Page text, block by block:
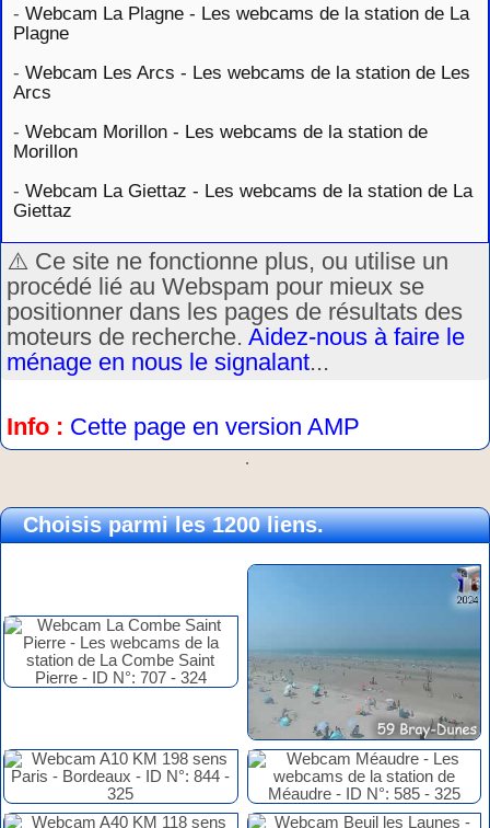
- Webcam La Plagne - Les webcams de la station de La
Plagne
- Webcam Les Arcs - Les webcams de la station de Les
Arcs
- Webcam Morillon - Les webcams de la station de
Morillon
- Webcam La Giettaz - Les webcams de la station de La
Giettaz
⚠️ Ce site ne fonctionne plus, ou utilise un
procédé lié au Webspam pour mieux se
positionner dans les pages de résultats des
moteurs de recherche. Aidez-nous à faire le
ménage en nous le signalant...
Info : Cette page en version AMP
.
Choisis parmi les 1200 liens.